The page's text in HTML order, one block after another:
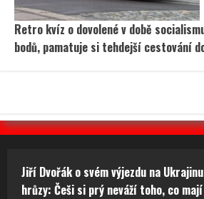
Retro kvíz o dovolené v době
bodů, pamatuje si tehdejší cestování
Jiří Dvořák o svém výjezdu na
hrůzy: Češi si prý neváží toho, co mají